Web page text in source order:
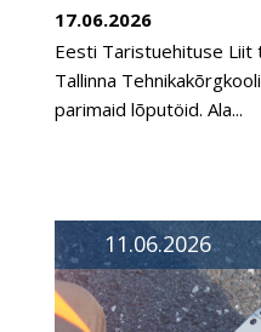
17.06.2026
Eesti Taristuehituse Liit
Tallinna
parimaid lõputöid. Ala...
11.06.2026